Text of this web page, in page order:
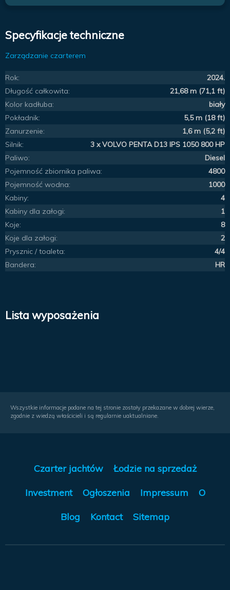
Specyfikacje techniczne
Zarządzanie czarterem
Rok:
2024.
Długość całkowita:
21,68 m (71,1 ft)
Kolor kadłuba:
biały
Pokładnik:
5,5 m (18 ft)
Zanurzenie:
1,6 m (5,2 ft)
Silnik:
3 x VOLVO PENTA D13 IPS 1050 800 HP
Paliwo:
Diesel
Pojemność zbiornika paliwa:
4800
Pojemność wodna:
1000
Kabiny:
4
Kabiny dla załogi:
1
Koje:
8
Koje dla załogi:
2
Prysznic / toaleta:
4/4
Bandera:
HR
Lista wyposażenia
Wszystkie informacje podane na tej stronie zostały przekazane w dobrej wierze,
zgodnie z wiedzą właścicieli i są regularnie uaktualniane.
Czarter jachtów Łodzie na sprzedaż
Investment Ogłoszenia Impressum O
Blog Kontact Sitemap